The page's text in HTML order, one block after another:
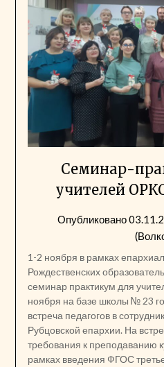
Семинар-
учителей
Опубликовано
1-2 ноября в рамках
Рождественских
семинар практикум для
ноября на базе школы № 23
встреча педагогов в
Рубцовской епархии. На
требования к
рамках введения ФГОС